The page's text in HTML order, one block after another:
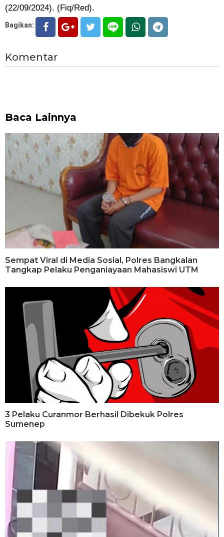
(22/09/2024). (Fiq/Red).
Bagikan:
Komentar
Baca Lainnya
Sempat Viral di Media Sosial, Polres Bangkalan
Tangkap Pelaku Penganiayaan Mahasiswi UTM
3 Pelaku Curanmor Berhasil Dibekuk Polres
Sumenep